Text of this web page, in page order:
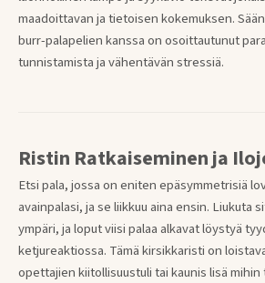
maadoittavan ja tietoisen kokemuksen.
burr-palapelien kanssa on osoittautunut
tunnistamista ja vähentävän stressiä.
Ristin Ratkaiseminen ja
Etsi pala, jossa on eniten epäsymmetrisiä
avainpalasi, ja se liikkuu aina ensin. Liukuta
ympäri, ja loput viisi palaa alkavat löystyä
ketjureaktiossa. Tämä kirsikkaristi on
opettajien kiitollisuustuli tai kaunis lisä